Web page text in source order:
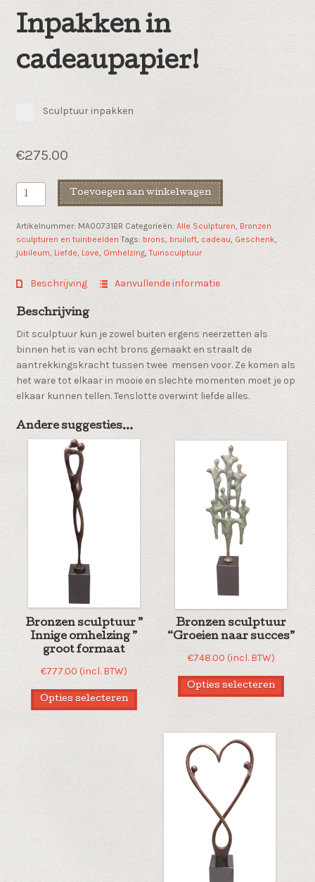
Inpakken in
cadeaupapier!
Sculptuur inpakken
€275.00
Bronzen
sculptuur
omhelzing"
klein
aantal
Toevoegen aan winkelwagen
Artikelnummer: MA00731BR Categorieën: Alle Sculpturen, Bronzen
sculpturen en tuinbeelden Tags: brons, bruiloft, cadeau, Geschenk,
jubileum, Liefde, Love, Omhelzing,Tuinsculptuur
Beschrijving Aanvullende informatie
Beschrijving
Dit sculptuur kun je zowel buiten ergens neerzetten als
binnen het is van echt brons gemaakt en straalt de
aantrekkingskracht tussen twee mensen voor. Ze komen als
het ware tot elkaar in mooie en slechte momenten moet je op
elkaar kunnen tellen. Tenslotte overwint liefde alles.
Andere suggesties…
Bronzen sculptuur ”
Innige omhelzing ”
groot formaat
€777.00 (incl. BTW)
Opties selecteren
Bronzen sculptuur
“Groeien naar succes”
€748.00 (incl. BTW)
Opties selecteren